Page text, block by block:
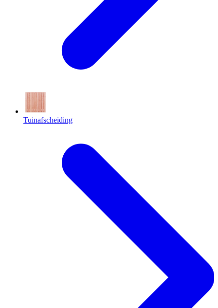
Tuinafscheiding